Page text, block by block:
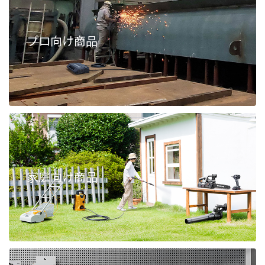
プロ向け商品
家庭向け商品